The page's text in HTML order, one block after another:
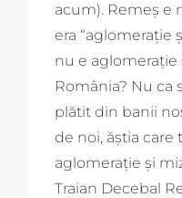
acum). Remeş e
era “aglomeraţie
nu e aglomeraţie
România? Nu ca
plătit din banii
de noi, ăştia care
aglomeraţie şi
Traian Decebal